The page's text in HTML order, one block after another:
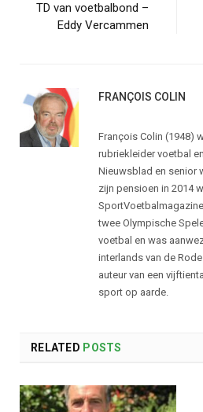
TD van voetbalbond –
Eddy Vercammen
FRANÇOIS COLIN
François Colin (1948)
rubriekleider voetbal
Nieuwsblad en senior
zijn pensioen in 2014
twee Olympische
voetbal en was
interlands van de
auteur van een
sport op aarde.
RELATED POSTS